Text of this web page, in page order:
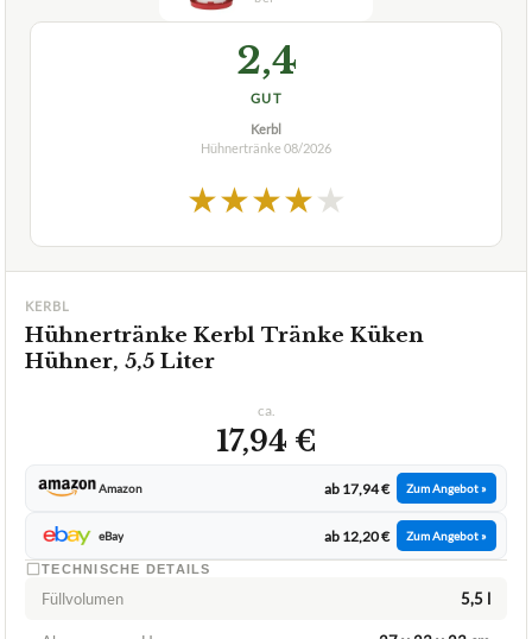
2,4
GUT
Kerbl
Hühnertränke 08/2026
★★★★★
KERBL
Hühnertränke Kerbl Tränke Küken
Hühner, 5,5 Liter
ca.
17,94 €
Amazon ab 17,94 € Zum Angebot »
eBay ab 12,20 € Zum Angebot »
TECHNISCHE DETAILS
Füllvolumen 5,5 l